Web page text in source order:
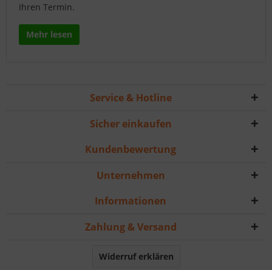
Ihren Termin.
Mehr lesen
Service & Hotline
Sicher einkaufen
Kundenbewertung
Unternehmen
Informationen
Zahlung & Versand
Widerruf erklären